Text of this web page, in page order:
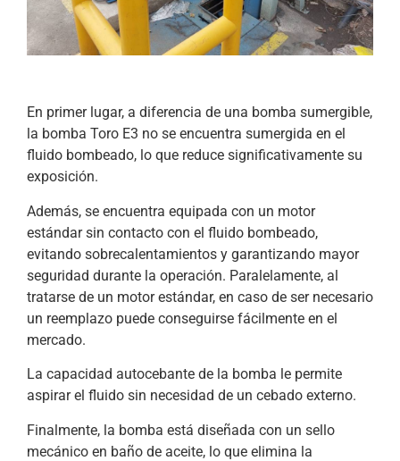
En primer lugar, a diferencia de una bomba sumergible,
la bomba Toro E3 no se encuentra sumergida en el
fluido bombeado, lo que reduce significativamente su
exposición.
Además, se encuentra equipada con un motor
estándar sin contacto con el fluido bombeado,
evitando sobrecalentamientos y garantizando mayor
seguridad durante la operación. Paralelamente, al
tratarse de un motor estándar, en caso de ser necesario
un reemplazo puede conseguirse fácilmente en el
mercado.
La capacidad autocebante de la bomba le permite
aspirar el fluido sin necesidad de un cebado externo.
Finalmente, la bomba está diseñada con un sello
mecánico en baño de aceite, lo que elimina la